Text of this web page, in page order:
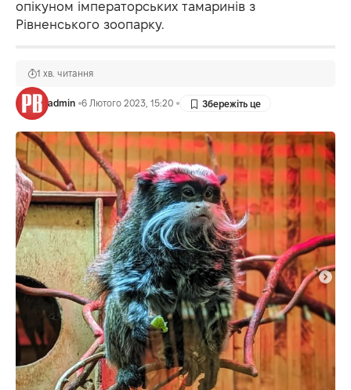
опікуном імператорських тамаринів з
Рівненського зоопарку.
admin 6 Лютого 2023, 15:20
1 хв. читання